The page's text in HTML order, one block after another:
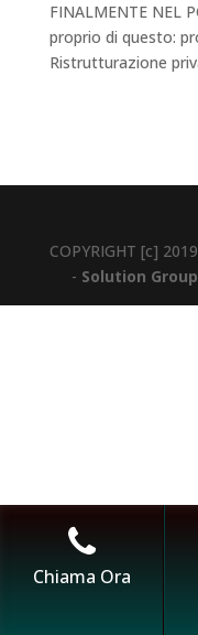
FINALMENTE NEL
proprio di questo:
Ristrutturazione
COPYRIGHT [c]
- Solution
Chiama Ora